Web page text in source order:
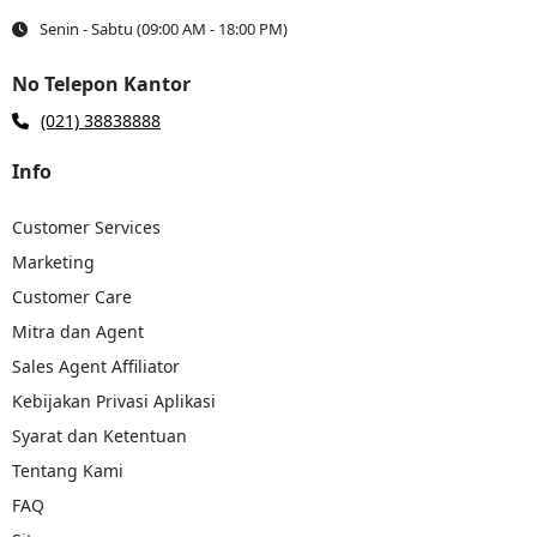
Ongkos Kirim Terjangkau
Troben Ekspedisi menawarkan tarif pengiriman yang kompetitif
biaya bagi bisnis dan individu.
Layanan Door-to-Door
Troben Ekspedisi dikenal dengan durasi pengiriman yang cepat
estimasi.
Sistem pengemasan yang aman dan profesional menjamin
barang sampai di tujuan dalam kondisi baik, tanpa kerusakan.
Tracking Real-Time
Pelanggan dapat memantau status pengiriman secara real-time,
memberikan transparansi dan kemudahan untuk mengawasi
Senin - Sabtu (09:00 AM - 18:00 PM)
No Telepon Kantor
(021) 38838888
Info
Customer Services
Marketing
Customer Care
Mitra dan Agent
Sales Agent Affiliator
Kebijakan Privasi Aplikasi
Syarat dan Ketentuan
Tentang Kami
FAQ